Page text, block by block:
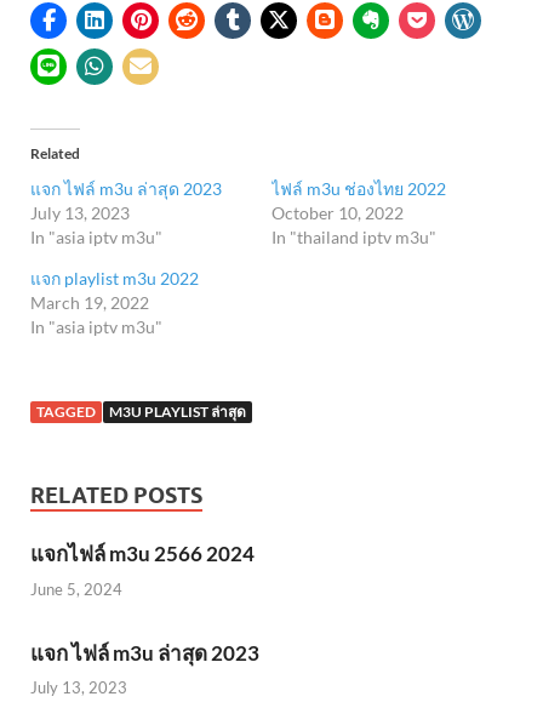
Related
แจก ไฟล์ m3u ล่าสุด 2023
July 13, 2023
In "asia iptv m3u"
ไฟล์ m3u ช่องไทย 2022
October 10, 2022
In "thailand iptv m3u"
แจก playlist m3u 2022
March 19, 2022
In "asia iptv m3u"
TAGGED M3U PLAYLIST ล่าสุด
RELATED POSTS
แจกไฟล์ m3u 2566 2024
June 5, 2024
แจก ไฟล์ m3u ล่าสุด 2023
July 13, 2023